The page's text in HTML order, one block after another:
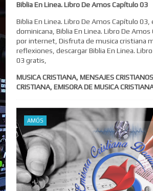
Biblia En Linea. Libro De Amos Capítulo 03
Biblia En Linea. Libro De Amos Capítulo 03,
dominicana, Biblia En Linea. Libro De
por internet, Disfruta de musica cristiana
reflexiones, descargar Biblia En Linea.
03 gratis,
MUSICA CRISTIANA, MENSAJES
CRISTIANA, EMISORA DE MUSICA
AMÓS